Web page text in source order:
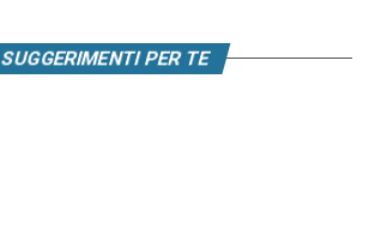
SUGGERIMENTI PER TE